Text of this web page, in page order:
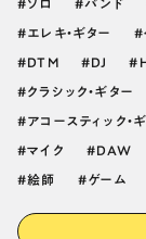
ソロ バンド
エレキ・ギター
DTM DJ
クラシック・ギター
アコースティック・
マイク DAW
絵師 ゲーム